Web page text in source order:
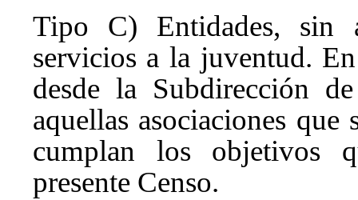
Tipo C) Entidades, sin
servicios a la juventud.
desde la Subdirección
aquellas asociaciones
cumplan los objetivos
presente Censo.